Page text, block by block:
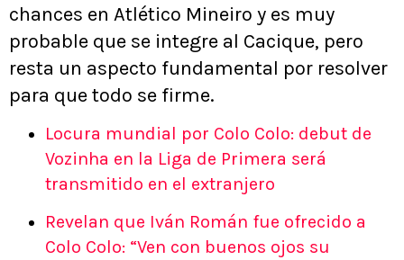
chances en Atlético Mineiro y es muy
probable que se integre al Cacique, pero
resta un aspecto fundamental por resolver
para que todo se firme.
Locura mundial por Colo Colo: debut de
Vozinha en la Liga de Primera será
transmitido en el extranjero
Revelan que Iván Román fue ofrecido a
Colo Colo: “Ven con buenos ojos su